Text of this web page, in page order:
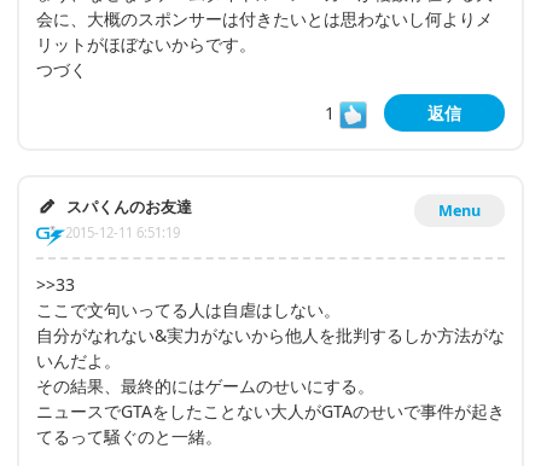
会に、大概のスポンサーは付きたいとは思わないし何よりメ
リットがほぼないからです。
つづく
1
返信
Menu
スパくんのお友達
2015-12-11 6:51:19
>>33
ここで文句いってる人は自虐はしない。
自分がなれない&実力がないから他人を批判するしか方法がな
いんだよ。
その結果、最終的にはゲームのせいにする。
ニュースでGTAをしたことない大人がGTAのせいで事件が起き
てるって騒ぐのと一緒。